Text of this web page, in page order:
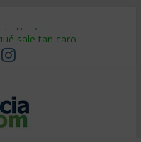
y cobrar en 2026
sale tan caro
auditarla a tiempo
qué hacer
segmentarlo y venderle